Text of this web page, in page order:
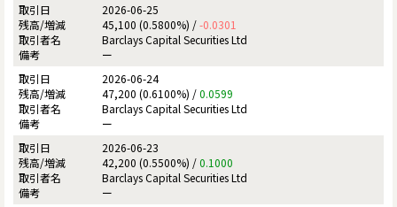
2026-06-25
45,100 (0.5800%) /-0.0301
Barclays Capital Securities Ltd
ー
2026-06-24
47,200 (0.6100%) /0.0599
Barclays Capital Securities Ltd
ー
2026-06-23
42,200 (0.5500%) /0.1000
Barclays Capital Securities Ltd
ー